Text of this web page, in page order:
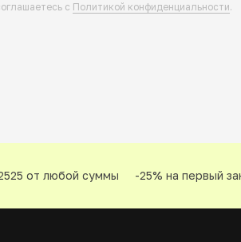
с Политикой конфиденциальности.
от любой суммы -25% на первый